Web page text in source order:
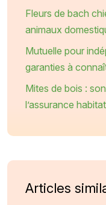
Fleurs de bach
animaux
Mutuelle pour
garanties à
Mites de bois :
l’assurance
Articles